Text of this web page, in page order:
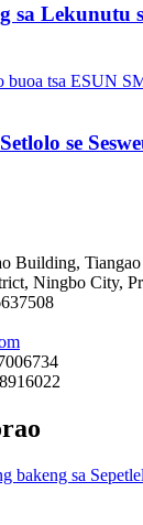
sa Lekunutu
se
Building,
Ningbo City,